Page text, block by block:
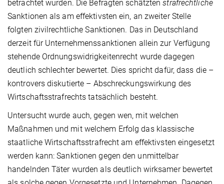
betrachtet wurden. Die Befragten schätztenstrafrechtliche
Sanktionen als am effektivsten ein, an zweiter Stelle
folgten zivilrechtliche Sanktionen. Das in Deutschland
derzeit für Unternehmenssanktionen allein zur Verfügung
stehende Ordnungswidrigkeitenrecht wurde dagegen
deutlich schlechter bewertet. Dies spricht dafür, dass die –
kontrovers diskutierte – Abschreckungswirkung des
Wirtschaftsstrafrechts tatsächlich besteht.
Untersucht wurde auch, gegen wen, mit welchen
Maßnahmen und mit welchem Erfolg das klassische
staatliche Wirtschaftsstrafrecht am effektivsten eingesetzt
werden kann: Sanktionen gegen den unmittelbar
handelnden Täter wurden als deutlich wirksamer bewertet